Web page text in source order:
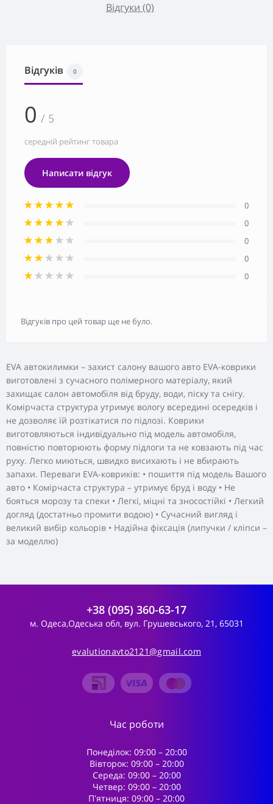
Відгуки (0)
EVA автокилимки – захист салону вашого авто EVA-коврики
виготовлені з сучасного полімерного матеріалу, який
захищає салон автомобіля від бруду, води, піску та снігу.
Комірчаста структура утримує вологу всередині осередків і
не дозволяє їй розтікатися по підлозі. Коврики
виготовляються індивідуально під модель автомобіля,
повністю повторюють форму підлоги та не ковзають під час
руху. Легко миються, швидко висихають і не вбирають
запахи. Переваги EVA-ковриків: • пошиття під модель Вашого
авто • Комірчаста структура – утримує бруд і воду • Не
бояться морозу та спеки • Легкі, міцні та зносостійкі • Легкий
догляд (достатньо промити водою) • Сучасний вигляд і
великий вибір кольорів • Надійна фіксація (липучки / кліпси –
за моделлю)
Відгуків 0
0 / 5
середній рейтинг товара
Написати відгук
0
0
0
0
0
Відгуків про цей товар ще не було.
+38 (095) 360-63-17
м. Одеса,Одеська обл, вул. Грушевського, 21, 65031
evalutionavto2121@gmail.com
Час роботи
Понеділок: 09:00 – 20:00
Вівторок: 09:00 – 20:00
Середа: 09:00 – 20:00
Четвер: 09:00 – 20:00
Пʼятниця: 09:00 – 20:00